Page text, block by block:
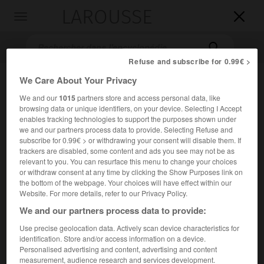


Accueil>Encyclopédie [litterature]> Guillaume Crétin
GuillaumeCrétin
Cet article est extrait de l'ouvrage Larousse « Dictionnaire
mondial des littératures ».
Poète et chroniqueur français (Paris v. 1460 – Vincennes
Refuse and subscribe for 0.99€ >
We Care About Your Privacy
We and our1015partners store and access personal data, like
browsing data or unique identifiers, on your device. Selecting I Accept
enables tracking technologies to support the purposes shown under
we and our partners process data to provide. Selecting Refuse and
subscribe for 0.99€ > or withdrawing your consent will disable them. If
trackers are disabled, some content and ads you see may not be as
relevant to you. You can resurface this menu to change your choices
or withdraw consent at any time by clicking the Show Purposes link on
the bottom of the webpage. Your choices will have effect within our
Website. For more details, refer to our Privacy Policy.
We and our partners process data to provide:
Use precise geolocation data. Actively scan device characteristics for
identification. Store and/or access information on a device.
Personalised advertising and content, advertising and content
measurement, audience research and services development.